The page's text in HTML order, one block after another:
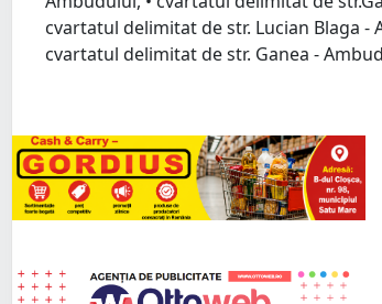
cvartatul delimitat de str. Lucian Blaga -
cvartatul delimitat de str. Ganea -